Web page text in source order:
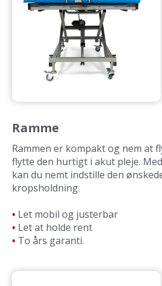
Ramme
Rammen er kompakt og nem at
flytte den hurtigt i akut pleje.
kan du nemt indstille den
kropsholdning.
• Let mobil og justerbar
• Let at holde rent
• To års garanti.